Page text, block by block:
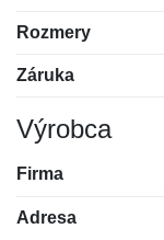
Rozmery
Záruka
Výrobca
Firma
Adresa